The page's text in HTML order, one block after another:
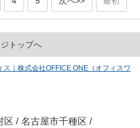
トップへ
｜株式会社OFFICE ONE（オフィスワ
区 / 名古屋市千種区 /